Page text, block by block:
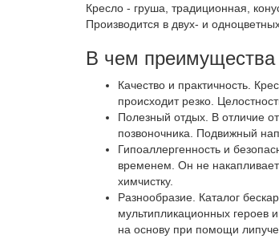
Кресло - груша, традиционная,
Производится в двух- и
В чем преимущества
Качество и практичность.
происходит резко.
Полезный отдых. В отличие
позвоночника. Подвижный
Гипоаллергенность и
временем. Он не
химчистку.
Разнообразие. Каталог
мультипликационных героев
на основу при помощи